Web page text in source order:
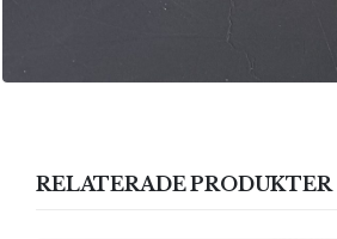
RELATERADE PRODUKTER